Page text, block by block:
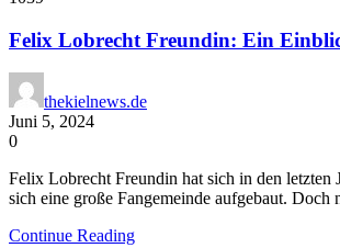
Felix Lobrecht Freundin: Ein
thekielnews.de
Juni 5, 2024
0
Felix Lobrecht Freundin hat sich in den letzten
sich eine große Fangemeinde aufgebaut. Doch
Continue Reading